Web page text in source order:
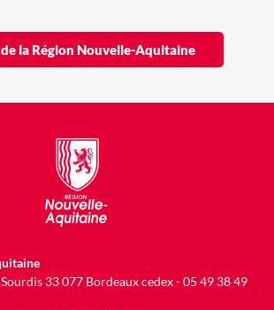
la Région Nouvelle-Aquitaine
33 077 Bordeaux cedex - 05 49 38 49